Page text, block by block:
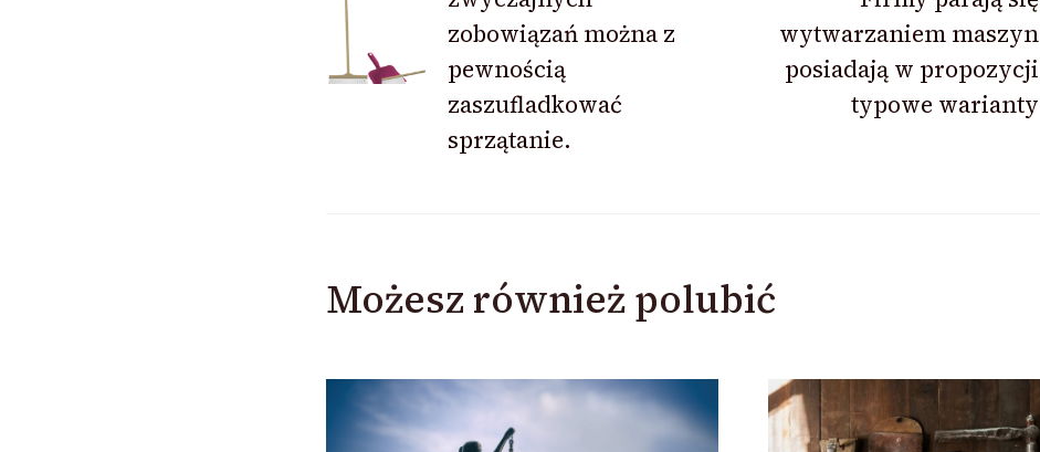
wpisuzobowiązań można z
pewnością
zaszufladkować
sprzątanie.
wytwarzaniem maszyn
posiadają w propozycji
typowe warianty
Możesz również polubić